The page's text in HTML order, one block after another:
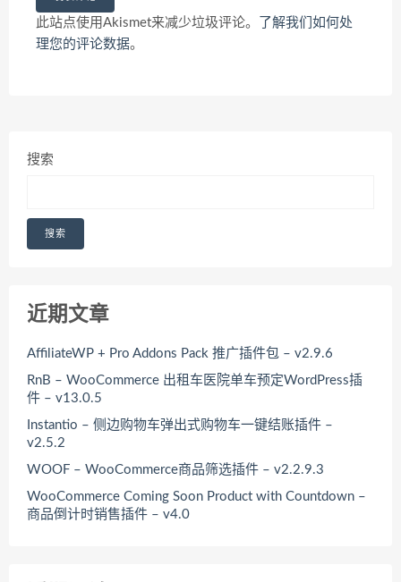
此站点使用Akismet来减少垃圾评论。
了解我们如何处
理您的评论数据。
搜索
搜索
近期文章
AffiliateWP + Pro Addons Pack 推广插件包 – v2.9.6
RnB – WooCommerce 出租车医院单车预定WordPress插
件 – v13.0.5
Instantio – 侧边购物车弹出式购物车一键结账插件 –
v2.5.2
WOOF – WooCommerce商品筛选插件 – v2.2.9.3
WooCommerce Coming Soon Product with Countdown –
商品倒计时销售插件 – v4.0